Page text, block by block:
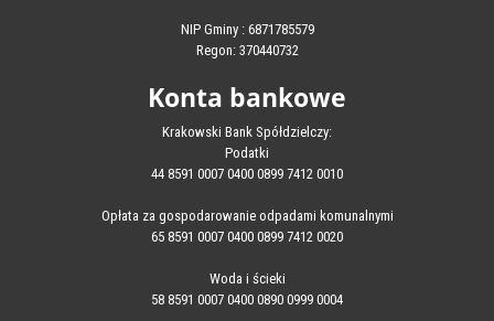
NIP Gminy : 6871785579
Regon: 370440732
Konta bankowe
Krakowski Bank Spółdzielczy:
Podatki
44 8591 0007 0400 0899 7412 0010
Opłata za gospodarowanie odpadami komunalnymi
65 8591 0007 0400 0899 7412 0020
Woda i ścieki
58 8591 0007 0400 0890 0999 0004